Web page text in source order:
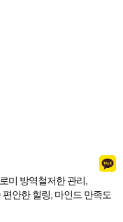
미 방역철저한 관리,
안한 힐링, 마인드 만족도